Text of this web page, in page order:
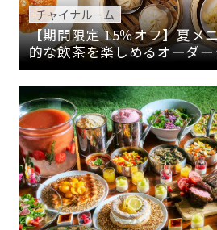
チャイナルーム
【期間限定 15％オフ】夏メ
的な飲茶を楽しめるオーダ